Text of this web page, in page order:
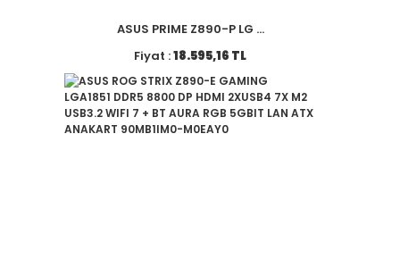
ASUS PRIME Z890-P LG ...
Fiyat :18.595,16 TL